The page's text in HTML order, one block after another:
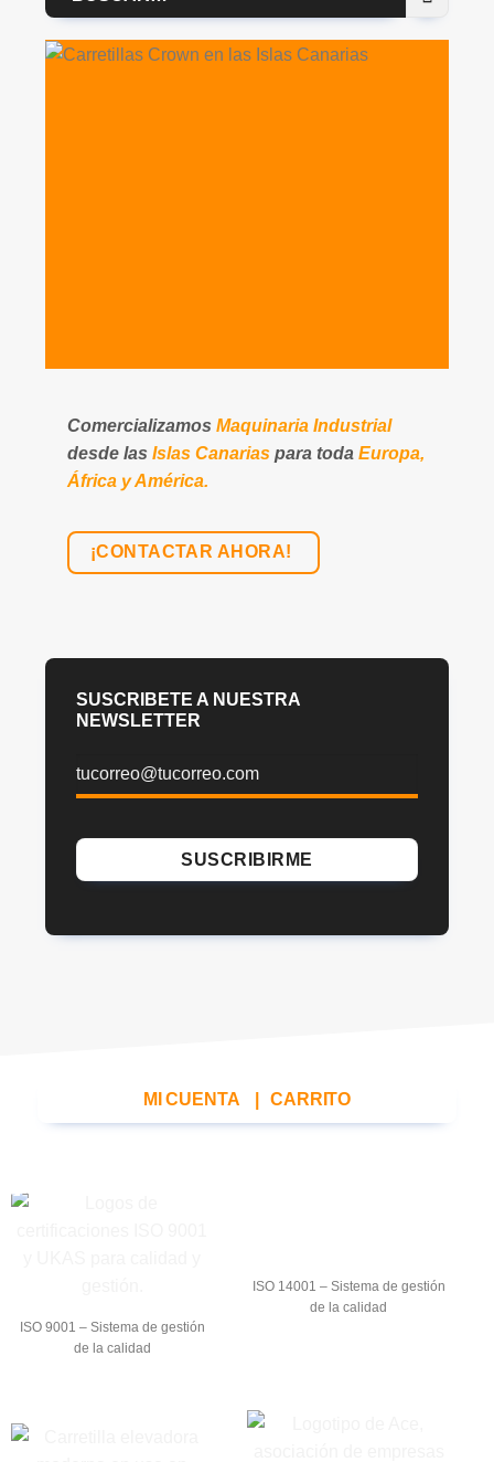
por:
ComercializamosMaquinaria Industrial
desde lasIslas Canarias para todaEuropa,
África y América.
¡CONTACTAR AHORA!
SUSCRIBETE A NUESTRA
NEWSLETTER
MI CUENTA CARRITO
ISO 9001 – Sistema de gestión
de la calidad
ISO 14001 – Sistema de gestión
de la calidad